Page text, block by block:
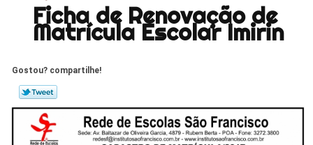
Ficha de Renovação de
Matrícula Escolar Imirin
Gostou? compartilhe!